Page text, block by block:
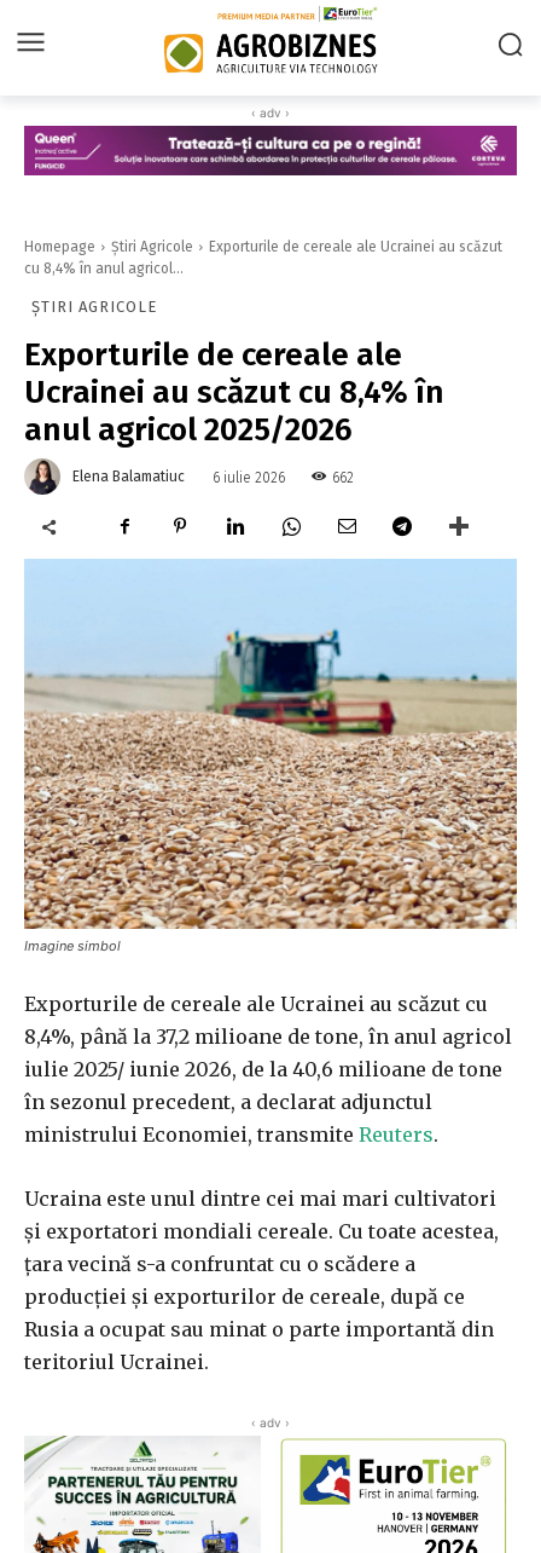
‹ adv ›
Homepage Știri Agricole
Exporturile de cereale ale Ucrainei au scăzut
cu 8,4% în anul agricol...
ȘTIRI AGRICOLE
Exporturile de cereale ale
Ucrainei au scăzut cu 8,4% în
anul agricol 2025/2026
Elena Balamatiuc 6 iulie 2026 662
Imagine simbol
Exporturile de cereale ale Ucrainei au scăzut cu
8,4%, până la 37,2 milioane de tone, în anul agricol
iulie 2025/ iunie 2026, de la 40,6 milioane de tone
în sezonul precedent, a declarat adjunctul
ministrului Economiei, transmite Reuters.
Ucraina este unul dintre cei mai mari cultivatori
şi exportatori mondiali cereale. Cu toate acestea,
ţara vecină s-a confruntat cu o scădere a
producţiei şi exporturilor de cereale, după ce
Rusia a ocupat sau minat o parte importantă din
teritoriul Ucrainei.
‹ adv ›